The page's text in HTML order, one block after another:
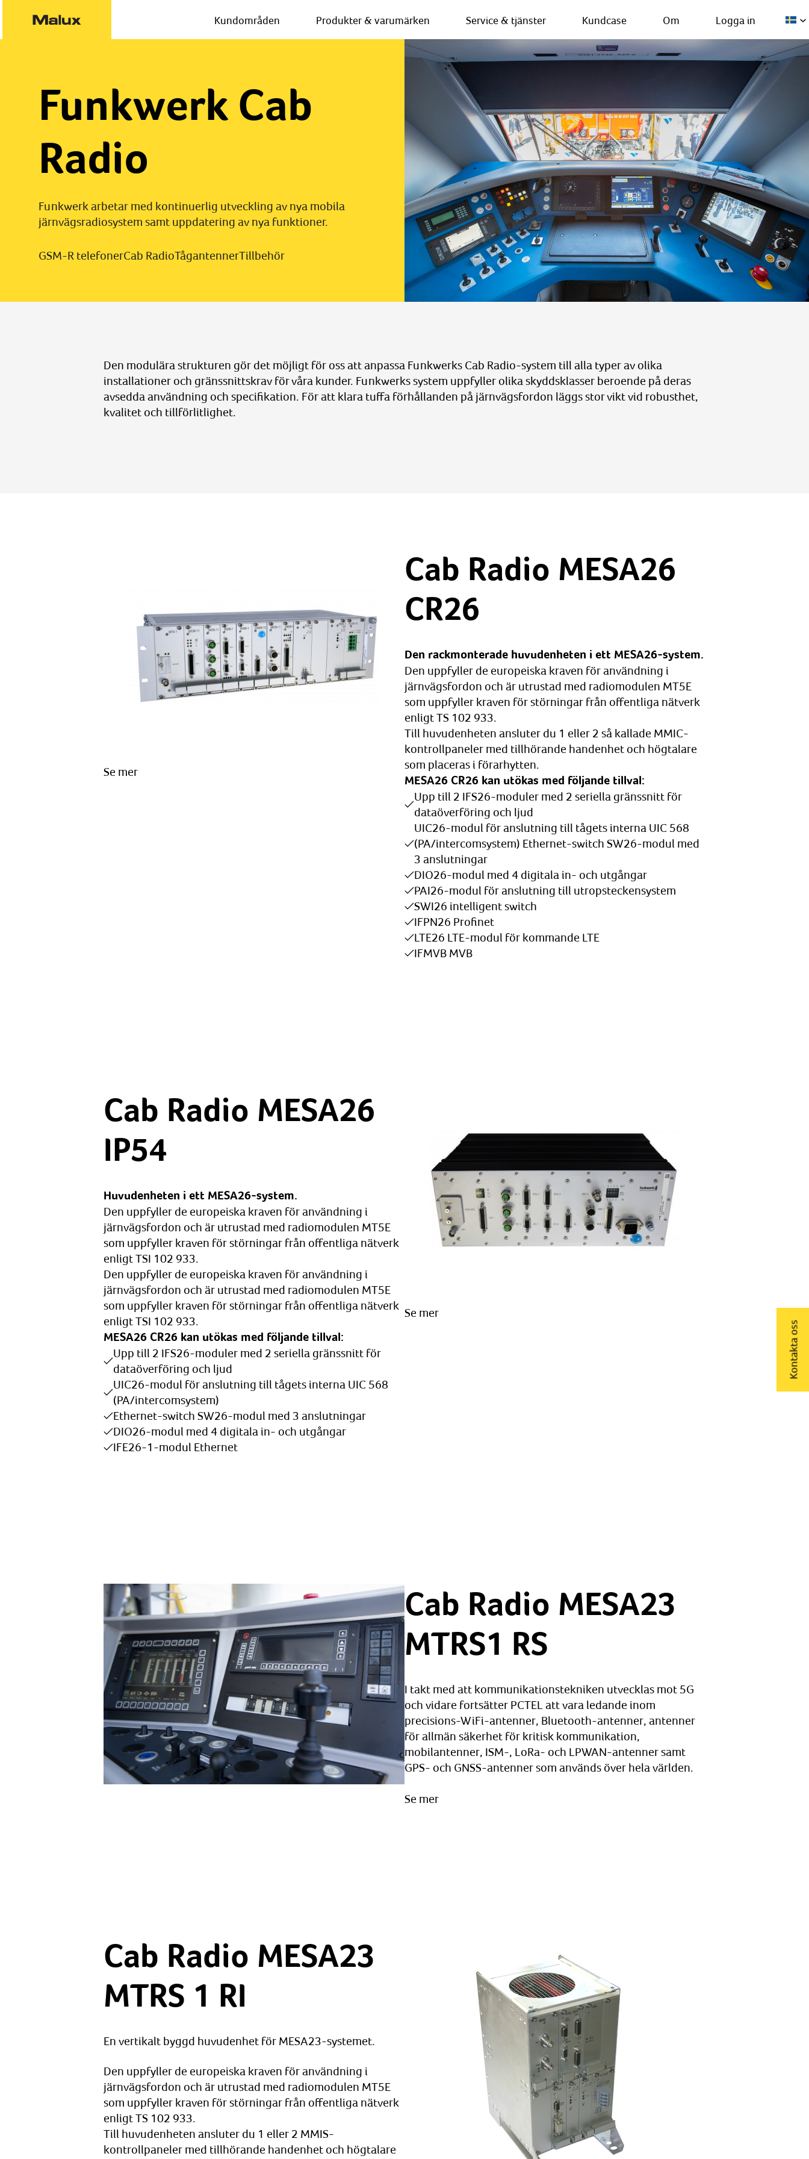
Kundområden Produkter & varumärken Service & tjänster Kundcase Om Logga in
Funkwerk Cab
Radio
Funkwerk arbetar med kontinuerlig utveckling av nya mobila
järnvägsradiosystem samt uppdatering av nya funktioner.
GSM-R telefonerCab RadioTågantennerTillbehör
Den modulära strukturen gör det möjligt för oss att anpassa Funkwerks Cab Radio-system till alla typer av olika
installationer och gränssnittskrav för våra kunder. Funkwerks system uppfyller olika skyddsklasser beroende på deras
avsedda användning och specifikation. För att klara tuffa förhållanden på järnvägsfordon läggs stor vikt vid robusthet,
kvalitet och tillförlitlighet.
Se mer
Cab Radio MESA26
CR26
Den rackmonterade huvudenheten i ett MESA26-system.
Den uppfyller de europeiska kraven för användning i
järnvägsfordon och är utrustad med radiomodulen MT5E
som uppfyller kraven för störningar från offentliga nätverk
enligt TS 102 933.
Till huvudenheten ansluter du 1 eller 2 så kallade MMIC-
kontrollpaneler med tillhörande handenhet och högtalare
som placeras i förarhytten.
MESA26 CR26 kan utökas med följande tillval:
Upp till 2 IFS26-moduler med 2 seriella gränssnitt för
dataöverföring och ljud
UIC26-modul för anslutning till tågets interna UIC 568
(PA/intercomsystem) Ethernet-switch SW26-modul med
3 anslutningar
DIO26-modul med 4 digitala in- och utgångar
PAI26-modul för anslutning till utropsteckensystem
SWI26 intelligent switch
IFPN26 Profinet
LTE26 LTE-modul för kommande LTE
IFMVB MVB
Cab Radio MESA26
IP54
Huvudenheten i ett MESA26-system.
Den uppfyller de europeiska kraven för användning i
järnvägsfordon och är utrustad med radiomodulen MT5E
som uppfyller kraven för störningar från offentliga nätverk
enligt TSI 102 933.
Den uppfyller de europeiska kraven för användning i
järnvägsfordon och är utrustad med radiomodulen MT5E
som uppfyller kraven för störningar från offentliga nätverk
enligt TSI 102 933.
MESA26 CR26 kan utökas med följande tillval:
Upp till 2 IFS26-moduler med 2 seriella gränssnitt för
dataöverföring och ljud
UIC26-modul för anslutning till tågets interna UIC 568
(PA/intercomsystem)
Ethernet-switch SW26-modul med 3 anslutningar
DIO26-modul med 4 digitala in- och utgångar
IFE26-1-modul Ethernet
Se mer
Cab Radio MESA23
MTRS1 RS
I takt med att kommunikationstekniken utvecklas mot 5G
och vidare fortsätter PCTEL att vara ledande inom
precisions-WiFi-antenner, Bluetooth-antenner, antenner
för allmän säkerhet för kritisk kommunikation,
mobilantenner, ISM-, LoRa- och LPWAN-antenner samt
GPS- och GNSS-antenner som används över hela världen.
Se mer
Cab Radio MESA23
MTRS 1 RI
En vertikalt byggd huvudenhet för MESA23-systemet.
Den uppfyller de europeiska kraven för användning i
järnvägsfordon och är utrustad med radiomodulen MT5E
som uppfyller kraven för störningar från offentliga nätverk
enligt TS 102 933.
Till huvudenheten ansluter du 1 eller 2 MMIS-
kontrollpaneler med tillhörande handenhet och högtalare
Kontakta oss